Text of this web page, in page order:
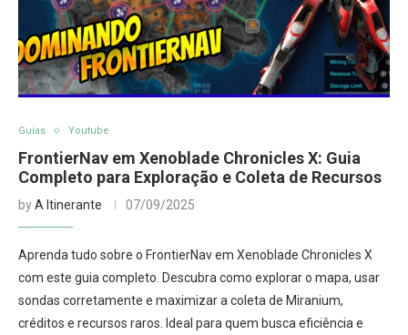
Guias Youtube
FrontierNav em Xenoblade Chronicles X: Guia
Completo para Exploração e Coleta de Recursos
byA Itinerante 07/09/2025
Aprenda tudo sobre o FrontierNav em Xenoblade Chronicles X
com este guia completo. Descubra como explorar o mapa, usar
sondas corretamente e maximizar a coleta de Miranium,
créditos e recursos raros. Ideal para quem busca eficiência e